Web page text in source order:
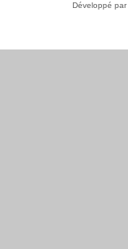
Développé par